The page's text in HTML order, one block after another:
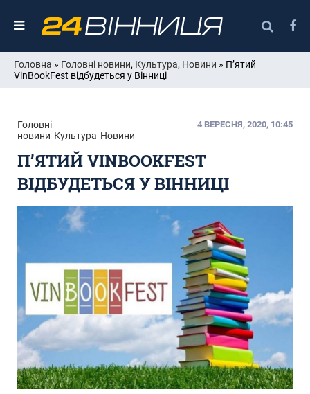
Головна » Головні новини, Культура, Новини » П’ятий
VinBookFest відбудеться у Вінниці
Головні
новини Культура Новини
4 ВЕРЕСНЯ, 2020, 10:45
П’ЯТИЙ VINBOOKFEST
ВІДБУДЕТЬСЯ У ВІННИЦІ